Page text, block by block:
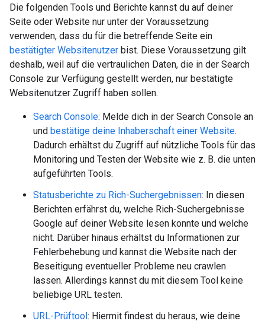
Die folgenden Tools und Berichte kannst du auf deiner
Seite oder Website nur unter der Voraussetzung
verwenden, dass du für die betreffende Seite ein
bestätigter Websitenutzer bist. Diese Voraussetzung gilt
deshalb, weil auf die vertraulichen Daten, die in der Search
Console zur Verfügung gestellt werden, nur bestätigte
Websitenutzer Zugriff haben sollen.
Search Console: Melde dich in der Search Console an
und bestätige deine Inhaberschaft einer Website.
Dadurch erhältst du Zugriff auf nützliche Tools für das
Monitoring und Testen der Website wie z. B. die unten
aufgeführten Tools.
Statusberichte zu Rich-Suchergebnissen: In diesen
Berichten erfährst du, welche Rich-Suchergebnisse
Google auf deiner Website lesen konnte und welche
nicht. Darüber hinaus erhältst du Informationen zur
Fehlerbehebung und kannst die Website nach der
Beseitigung eventueller Probleme neu crawlen
lassen. Allerdings kannst du mit diesem Tool keine
beliebige URL testen.
URL-Prüftool: Hiermit findest du heraus, wie deine